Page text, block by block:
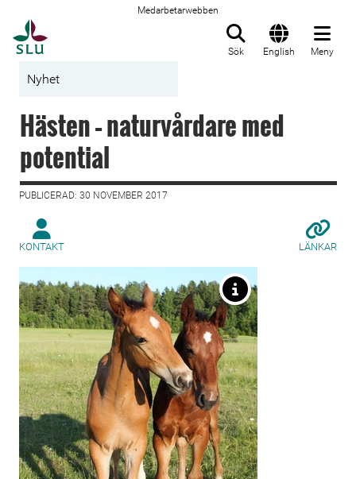
Medarbetarwebben
Sök English Meny
Nyhet
Hästen – naturvårdare med
potential
PUBLICERAD: 30 NOVEMBER 2017
KONTAKT LÄNKAR